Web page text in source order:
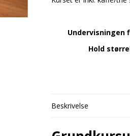
Undervisningen
Hold
Beskrivelse